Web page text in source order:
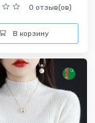
0 отзыв(ов)
В корзину